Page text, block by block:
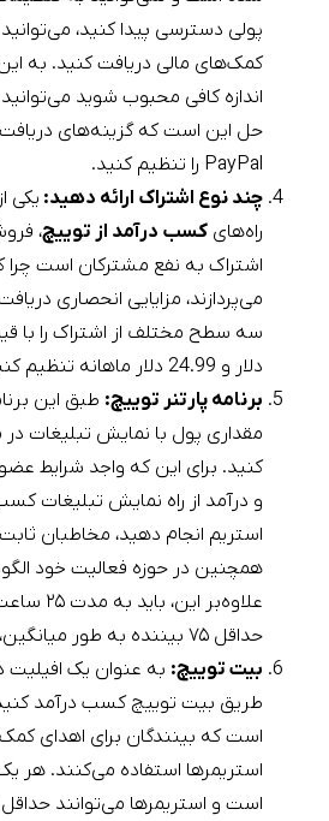
پولی دسترسی پیدا کنید،
کمک‌های مالی دریافت کنید. به
اندازه کافی محبوب شوید
PayPal را تنظیم کنید.
چند نوع اشتراک ارائه دهید: یکی
راه‌های کسب درآمد از توییچ،
اشتراک به نفع مشترکان است چرا
می‌پردازند، مزایایی انحصاری
دلار و 24.99 دلار ماهانه تنظیم کنید.
برنامه پارتنر توییچ: طبق این
مقداری پول با نمایش تبلیغات
کنید. برای این که واجد شرایط
و درآمد از راه نمایش تبلیغات
استریم انجام دهید، مخاطبان
همچنین در حوزه فعالیت خود
حداقل ۷۵ بیننده به طور میانگین، استریم داشته باشید.
بیت توییچ: به عنوان یک افیلیت
طریق بیت توییچ کسب درآمد
است که بینندگان برای اهدای
استریمر‌ها استفاده می‌کنند.
است و استریمر‌ها می‌توانند